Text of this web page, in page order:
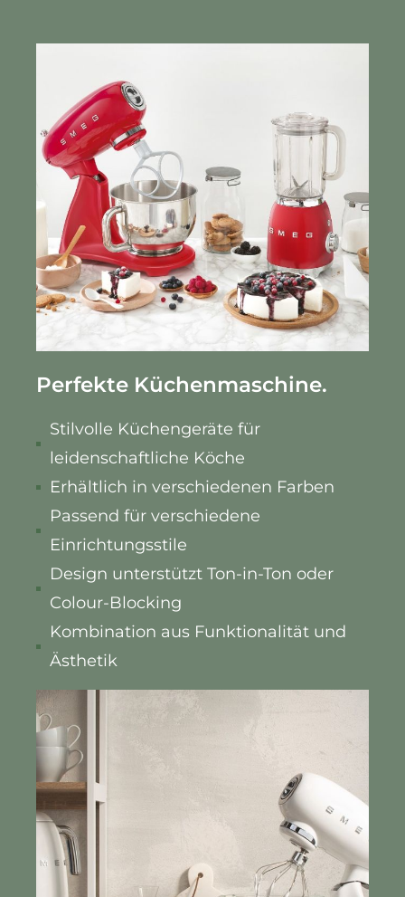
Perfekte Küchenmaschine.
Stilvolle Küchengeräte für
leidenschaftliche Köche
Erhältlich in verschiedenen Farben
Passend für verschiedene
Einrichtungsstile
Design unterstützt Ton-in-Ton oder
Colour-Blocking
Kombination aus Funktionalität und
Ästhetik